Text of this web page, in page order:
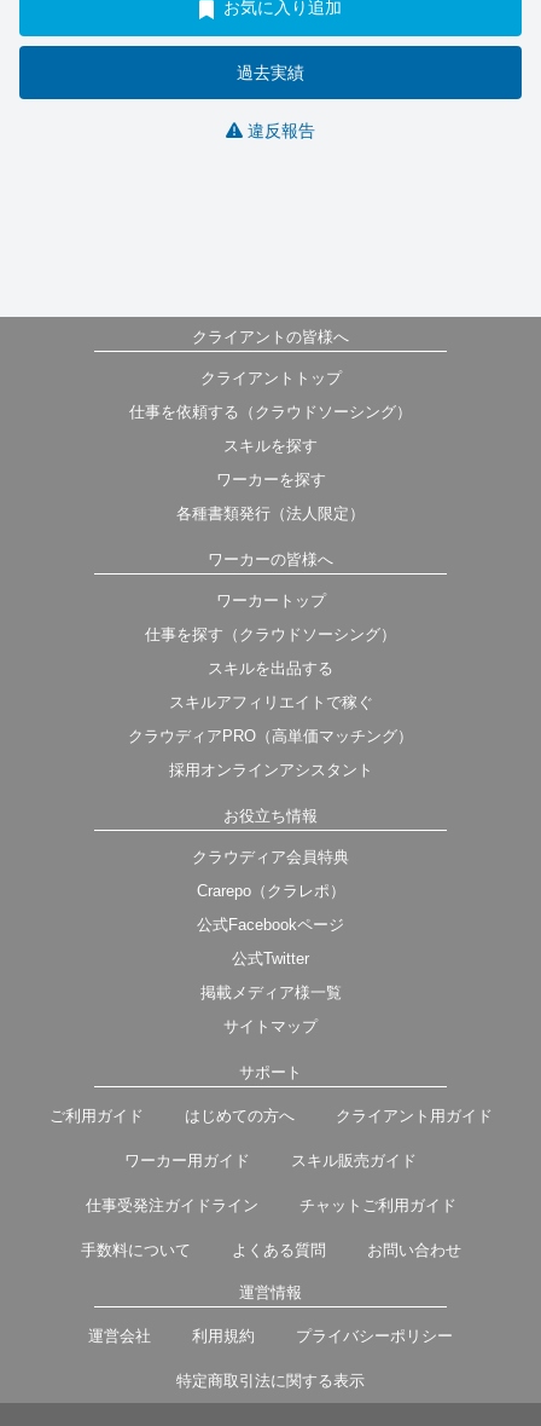
お気に入り追加
過去実績
違反報告
クライアントの皆様へ
クライアントトップ
仕事を依頼する（クラウドソーシング）
スキルを探す
ワーカーを探す
各種書類発行（法人限定）
ワーカーの皆様へ
ワーカートップ
仕事を探す（クラウドソーシング）
スキルを出品する
スキルアフィリエイトで稼ぐ
クラウディアPRO（高単価マッチング）
採用オンラインアシスタント
お役立ち情報
クラウディア会員特典
Crarepo（クラレポ）
公式Facebookページ
公式Twitter
掲載メディア様一覧
サイトマップ
サポート
ご利用ガイド はじめての方へ クライアント用ガイド
ワーカー用ガイド スキル販売ガイド
仕事受発注ガイドライン チャットご利用ガイド
手数料について よくある質問 お問い合わせ
運営情報
運営会社 利用規約 プライバシーポリシー
特定商取引法に関する表示